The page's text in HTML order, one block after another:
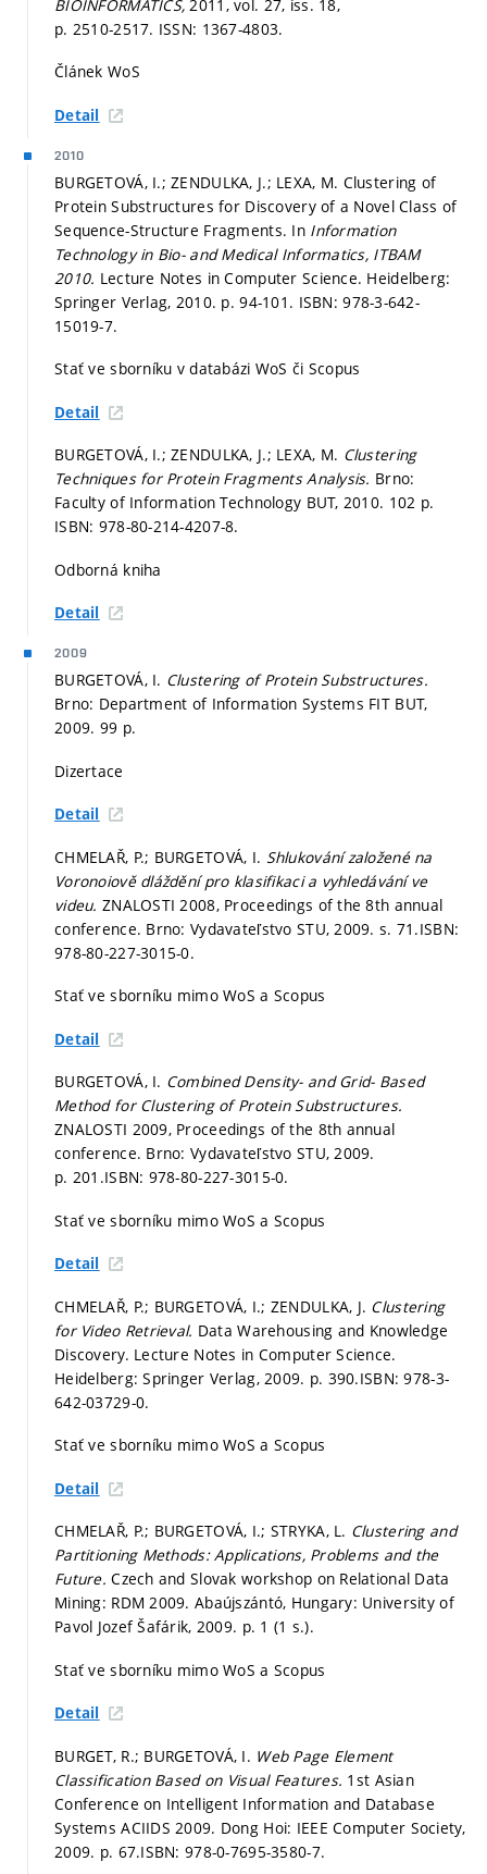
BIOINFORMATICS,2011, vol. 27, iss. 18,
p. 2510-2517. ISSN: 1367-4803.
Článek WoS
Detail
2010
BURGETOVÁ, I.; ZENDULKA, J.; LEXA, M. Clustering of
Protein Substructures for Discovery of a Novel Class of
Sequence-Structure Fragments. In Information
Technology in Bio- and Medical Informatics, ITBAM
2010. Lecture Notes in Computer Science. Heidelberg:
Springer Verlag, 2010. p. 94-101. ISBN: 978-3-642-
15019-7.
Stať ve sborníku v databázi WoS či Scopus
Detail
BURGETOVÁ, I.; ZENDULKA, J.; LEXA, M. Clustering
Techniques for Protein Fragments Analysis. Brno:
Faculty of Information Technology BUT, 2010. 102 p.
ISBN: 978-80-214-4207-8.
Odborná kniha
Detail
2009
BURGETOVÁ, I. Clustering of Protein Substructures.
Brno: Department of Information Systems FIT BUT,
2009. 99 p.
Dizertace
Detail
CHMELAŘ, P.; BURGETOVÁ, I. Shlukování založené na
Voronoiově dláždění pro klasifikaci a vyhledávání ve
videu. ZNALOSTI 2008, Proceedings of the 8th annual
conference. Brno: Vydavateľstvo STU, 2009.s. 71.ISBN:
978-80-227-3015-0.
Stať ve sborníku mimo WoS a Scopus
Detail
BURGETOVÁ, I. Combined Density- and Grid- Based
Method for Clustering of Protein Substructures.
ZNALOSTI 2009, Proceedings of the 8th annual
conference. Brno: Vydavateľstvo STU, 2009.
p. 201.ISBN: 978-80-227-3015-0.
Stať ve sborníku mimo WoS a Scopus
Detail
CHMELAŘ, P.; BURGETOVÁ, I.; ZENDULKA, J. Clustering
for Video Retrieval. Data Warehousing and Knowledge
Discovery. Lecture Notes in Computer Science.
Heidelberg: Springer Verlag, 2009. p. 390.ISBN: 978-3-
642-03729-0.
Stať ve sborníku mimo WoS a Scopus
Detail
CHMELAŘ, P.; BURGETOVÁ, I.; STRYKA, L. Clustering and
Partitioning Methods: Applications, Problems and the
Future.Czech and Slovak workshop on Relational Data
Mining: RDM 2009. Abaújszántó, Hungary: University of
Pavol Jozef Šafárik, 2009. p. 1 (1 s.).
Stať ve sborníku mimo WoS a Scopus
Detail
BURGET, R.; BURGETOVÁ, I. Web Page Element
Classification Based on Visual Features. 1st Asian
Conference on Intelligent Information and Database
Systems ACIIDS 2009. Dong Hoi: IEEE Computer Society,
2009. p. 67.ISBN: 978-0-7695-3580-7.